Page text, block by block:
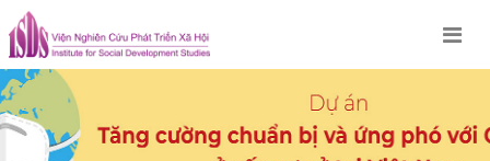
Skip
to
content